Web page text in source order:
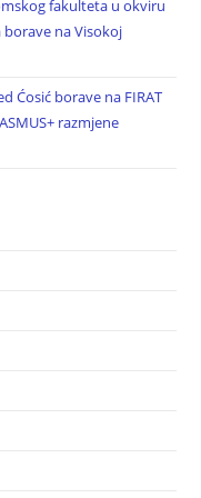
fakulteta u okviru
na Visokoj
Ćosić borave na FIRAT
razmjene